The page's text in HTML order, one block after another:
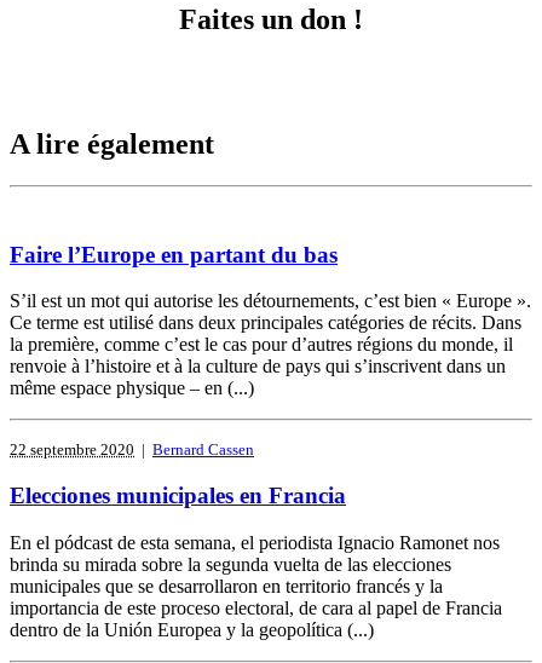
Faites un don !
A lire également
Faire l’Europe en partant du bas
S’il est un mot qui autorise les détournements, c’est bien « Europe ».
Ce terme est utilisé dans deux principales catégories de récits. Dans
la première, comme c’est le cas pour d’autres régions du monde, il
renvoie à l’histoire et à la culture de pays qui s’inscrivent dans un
même espace physique – en (...)
22 septembre 2020 | Bernard Cassen
Elecciones municipales en Francia
En el pódcast de esta semana, el periodista Ignacio Ramonet nos
brinda su mirada sobre la segunda vuelta de las elecciones
municipales que se desarrollaron en territorio francés y la
importancia de este proceso electoral, de cara al papel de Francia
dentro de la Unión Europea y la geopolítica (...)